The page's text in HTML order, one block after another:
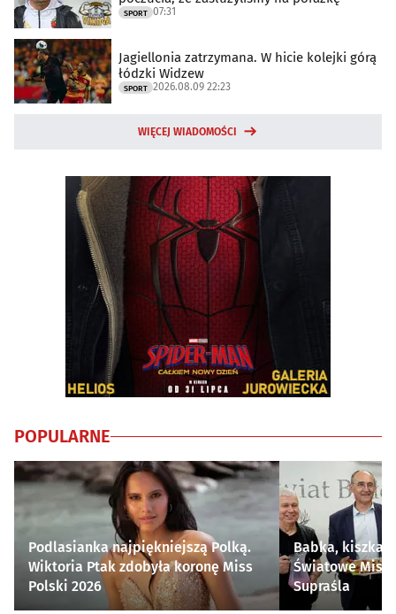
SPORT 07:31
Jagiellonia zatrzymana. W hicie kolejki górą
łódzki Widzew
SPORT 2026.08.09 22:23
WIĘCEJ WIADOMOŚCI
POPULARNE
Podlasianka najpiękniejszą Polką.
Wiktoria Ptak zdobyła koronę Miss
Polski 2026
Babka, kiszka i
Światowe
Supraśla